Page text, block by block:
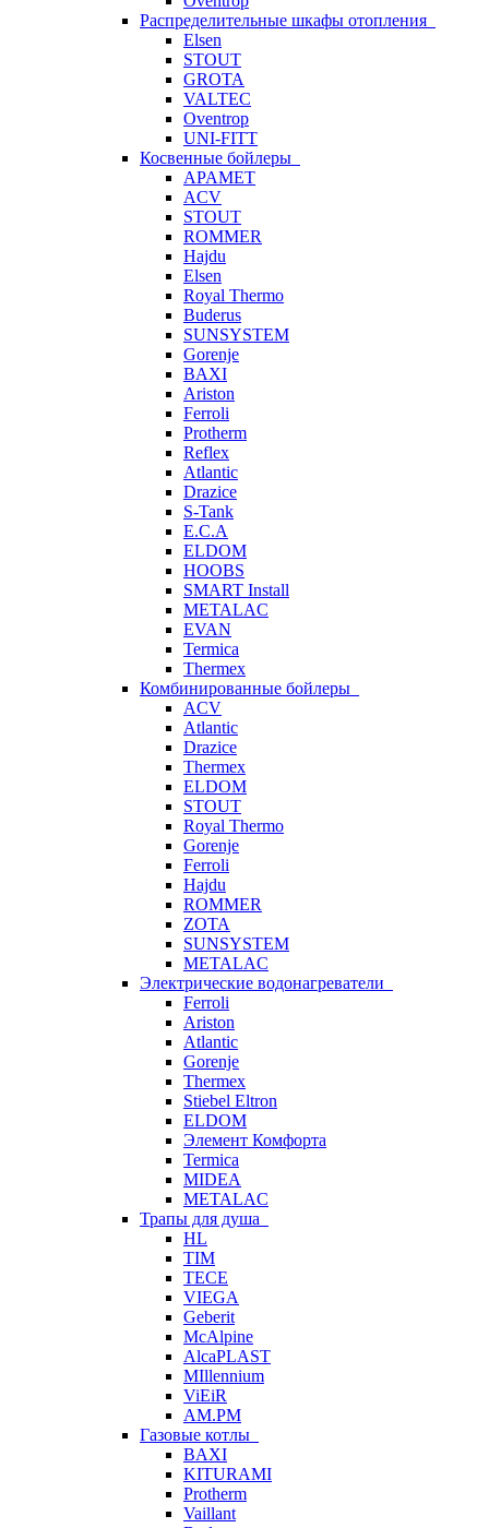
Распределительные шкафы отопления
Elsen
STOUT
GROTA
VALTEC
Oventrop
UNI-FITT
Косвенные бойлеры
APAMET
ACV
STOUT
ROMMER
Hajdu
Elsen
Royal Thermo
Buderus
SUNSYSTEM
Gorenje
BAXI
Ariston
Ferroli
Protherm
Reflex
Atlantic
Drazice
S-Tank
E.C.A
ELDOM
HOOBS
SMART Install
METALAC
EVAN
Termica
Thermex
Комбинированные бойлеры
ACV
Atlantic
Drazice
Thermex
ELDOM
STOUT
Royal Thermo
Gorenje
Ferroli
Hajdu
ROMMER
ZOTA
SUNSYSTEM
METALAC
Электрические водонагреватели
Ferroli
Ariston
Atlantic
Gorenje
Thermex
Stiebel Eltron
ELDOM
Элемент Комфорта
Termica
MIDEA
METALAC
Трапы для душа
HL
TIM
TECE
VIEGA
Geberit
McAlpine
AlcaPLAST
MIllennium
ViEiR
AM.PM
Газовые котлы
BAXI
KITURAMI
Protherm
Vaillant